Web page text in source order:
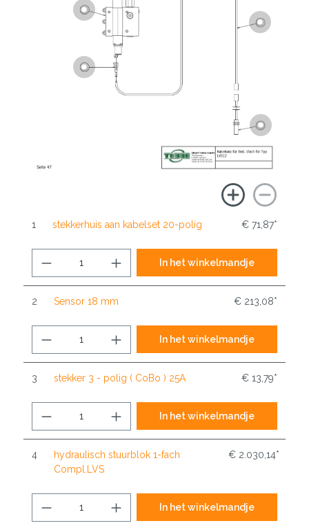
1 stekkerhuis aan kabelset 20-polig € 71,87*
In het winkelmandje
2 Sensor 18 mm € 213,08*
In het winkelmandje
3 stekker 3 - polig ( CoBo ) 25A € 13,79*
In het winkelmandje
4
hydraulisch stuurblok 1-fach
Compl.LVS
€ 2.030,14*
In het winkelmandje